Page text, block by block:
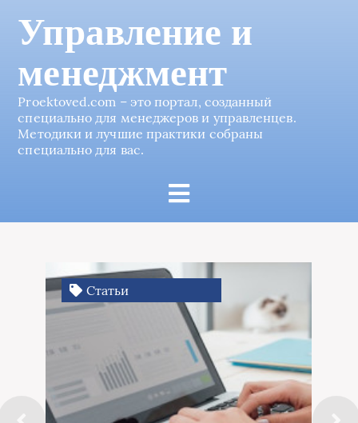
Управление и
менеджмент
Proektoved.com – это портал, созданный
специально для менеджеров и управленцев.
Методики и лучшие практики собраны
специально для вас.
Статьи